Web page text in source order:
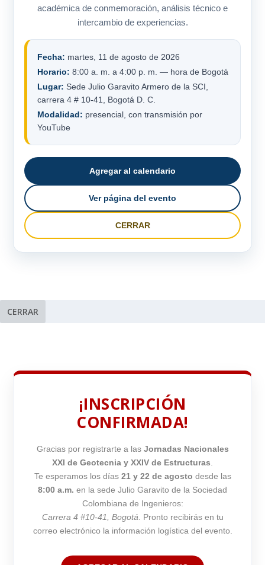
académica de conmemoración, análisis técnico e
intercambio de experiencias.
Fecha: martes, 11 de agosto de 2026
Horario: 8:00 a. m. a 4:00 p. m. — hora de Bogotá
Lugar: Sede Julio Garavito Armero de la SCI,
carrera 4 # 10-41, Bogotá D. C.
Modalidad: presencial, con transmisión por
YouTube
Agregar al calendario
Ver página del evento
CERRAR
CERRAR
¡INSCRIPCIÓN
CONFIRMADA!
Gracias por registrarte a las Jornadas Nacionales
XXI de Geotecnia y XXIV de Estructuras
Te esperamos los días 21 y 22 de agosto desde las
8:00 a.m. en la sede Julio Garavito de la Sociedad
Colombiana de Ingenieros:
Carrera 4 #10-41, Bogotá . Pronto recibirás en tu
correo electrónico la información logística del evento.